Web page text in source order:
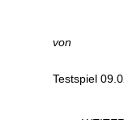
von
Testspiel